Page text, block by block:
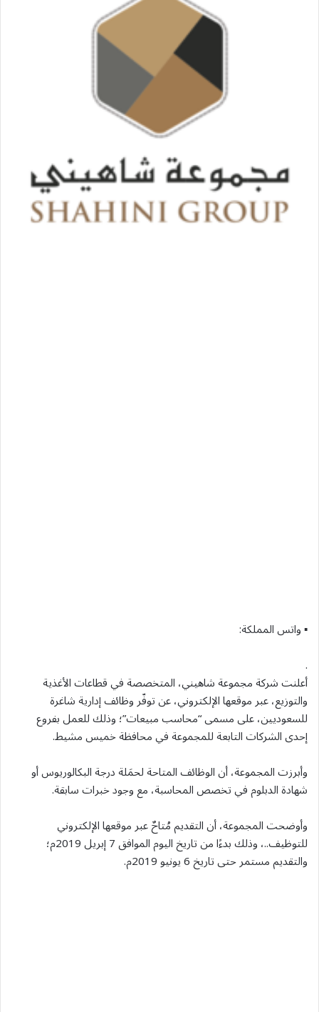
▪ واتس المملكة:
.
أعلنت شركة مجموعة شاهيني، المتخصصة في قطاعات الأغذية
والتوزيع، عبر موقعها الإلكتروني، عن توفّر وظائف إدارية شاغرة
للسعوديين، على مسمى “محاسب مبيعات”؛ وذلك للعمل بفروع
إحدى الشركات التابعة للمجموعة في محافظة خميس مشيط.
وأبرزت المجموعة، أن الوظائف المتاحة لحمَلة درجة البكالوريوس أو
شهادة الدبلوم في تخصص المحاسبة، مع وجود خبرات سابقة.
وأوضحت المجموعة، أن التقديم مُتاحٌ عبر موقعها الإلكتروني
للتوظيف..، وذلك بدءًا من تاريخ اليوم الموافق 7 إبريل 2019م؛
والتقديم مستمر حتى تاريخ 6 يونيو 2019م.